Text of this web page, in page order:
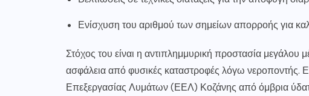
Ενίσχυση του αριθμού των σημείων απορροής για
Στόχος του είναι η αντιπλημμυρική προστασία
ασφάλεια από φυσικές καταστροφές λόγω νεροποντής.
Επεξεργασίας Λυμάτων (ΕΕΛ) Κοζάνης από όμβρια